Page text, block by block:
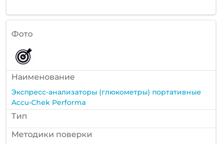
Фото
Наименование
Экспресс-анализаторы (глюкометры) портативные
Accu-Chek Performa
Тип
Методики поверки